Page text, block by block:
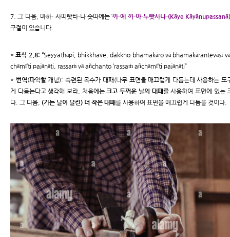
7. 그 다음, 마하- 사띠빳타-나 숫따에는 ‘까-예 까-야-누빳사나-(Kāye
구절이 있습니다.
*표식 2.8: “Seyyathāpi, bhikkhave, dakkho bhamakāro vā bhamakārantevāsī
chāmī’ti pajānāti, rassaṁ vā añchanto ‘rassaṁ añchāmī’ti pajānāti”
* 번역(파악할 개념): 숙련된 목수가 대패(나무 표면을 매끄럽게 다듬는데 사용하는
게 다듬는다고 생각해 보라. 처음에는크고 두꺼운 날의 대패를 사용하여 표면에 있는
다. 그 다음, (가는 날이 달린) 더 작은 대패를 사용하여 표면을 매끄럽게 다듬을 것이다.